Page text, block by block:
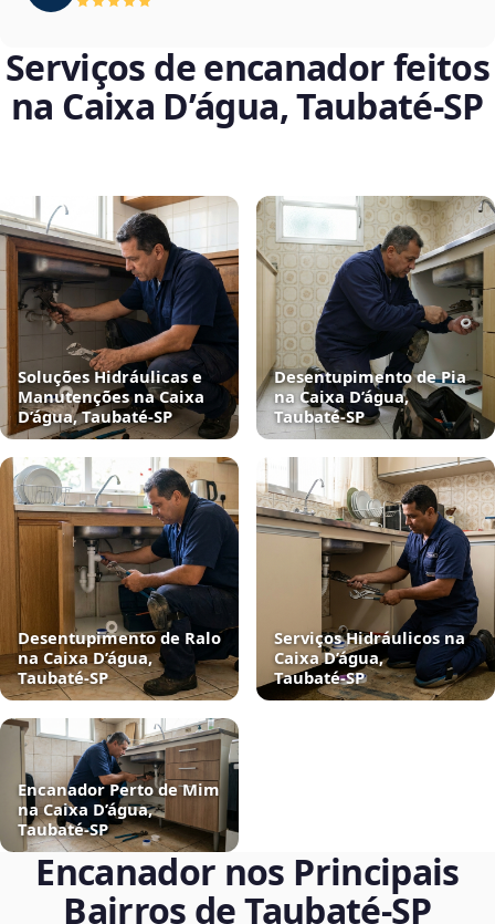
Serviços de encanador feitos
na Caixa D’água, Taubaté‑SP
Soluções Hidráulicas e
Manutenções na Caixa
D’água, Taubaté‑SP
Desentupimento de Pia
na Caixa D’água,
Taubaté‑SP
Desentupimento de Ralo
na Caixa D’água,
Taubaté‑SP
Serviços Hidráulicos na
Caixa D’água,
Taubaté‑SP
Encanador Perto de Mim
na Caixa D’água,
Taubaté‑SP
Encanador nos Principais
Bairros de Taubaté‑SP